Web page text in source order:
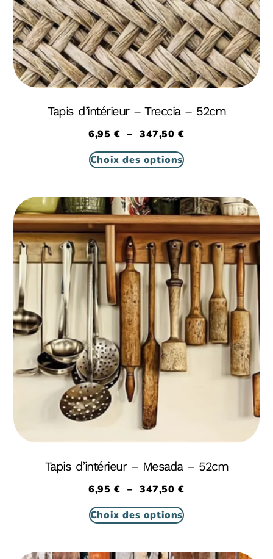
Tapis d’intérieur – Treccia – 52cm
6,95€ – 347,50€
Choix des options
Tapis d’intérieur – Mesada – 52cm
6,95€ – 347,50€
Choix des options